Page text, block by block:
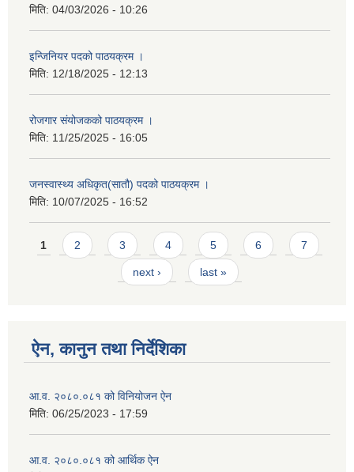
मिति: 04/03/2026 - 10:26
इन्जिनियर पदको पाठयक्रम ।
मिति: 12/18/2025 - 12:13
रोजगार संयोजकको पाठयक्रम ।
मिति: 11/25/2025 - 16:05
जनस्वास्थ्य अधिकृत(सातौ) पदको पाठयक्रम ।
मिति: 10/07/2025 - 16:52
Pages
1 2 3 4 5 6 7
next › last »
ऐन, कानुन तथा निर्देशिका
आ.व. २०८०.०८१ को विनियोजन ऐन
मिति: 06/25/2023 - 17:59
आ.व. २०८०.०८१ को आर्थिक ऐन